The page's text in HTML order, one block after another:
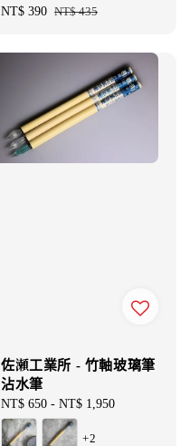
Sale
NT$ 390 Regular
NT$ 435
佐瀬工業所 - 竹軸玻璃筆
沾水筆
Regular
price
NT$ 650 - NT$ 1,950
+2